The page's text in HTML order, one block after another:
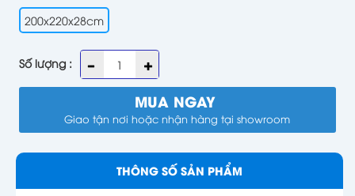
200x220x28cm
Số lượng :
MUA NGAY
Giao tận nơi hoặc nhận hàng tại showroom
THÔNG SỐ SẢN PHẨM